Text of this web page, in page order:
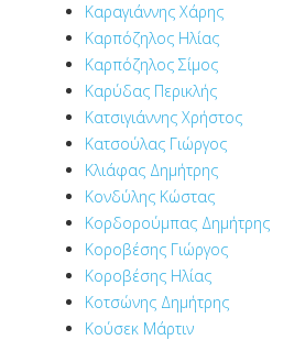
Καραγιάννης Χάρης
Καρπόζηλος Ηλίας
Καρπόζηλος Σίμος
Καρύδας Περικλής
Κατσιγιάννης Χρήστος
Κατσούλας Γιώργος
Κλιάφας Δημήτρης
Κονδύλης Κώστας
Κορδορούμπας Δημήτρης
Κοροβέσης Γιώργος
Κοροβέσης Ηλίας
Κοτσώνης Δημήτρης
Κούσεκ Μάρτιν